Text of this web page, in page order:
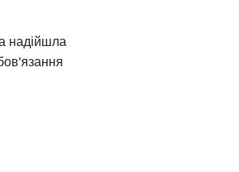
надійшла